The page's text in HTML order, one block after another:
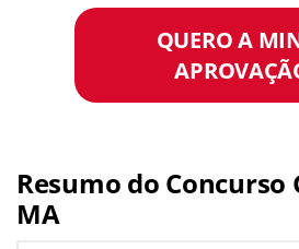
QUERO A
Resumo do Concurso
MA